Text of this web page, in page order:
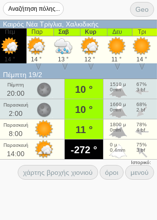
Geo
Καιρός Νέα Τρίγλια, Χαλκιδικής
Πεμ
14 °
Παρ
14 °
Σαβ
13 °
Κυρ
12 °
Δευ
11 °
Τρι
14 °
Πέμπτη 19/2
Πέμπτη
20:00 10 °
1510 μ
0mm
67%
3 bf
Παρασκευή
2:00 10 °
1660 μ
0mm
68%
2 bf
Παρασκευή
8:00 11 °
1800 μ
0mm
78%
4 bf
Παρασκευή
14:00 -272 °
0 μ
0.4mm
75%
3 bf
Ιστορικό:
χάρτης βροχής χιονιού όροι μενού